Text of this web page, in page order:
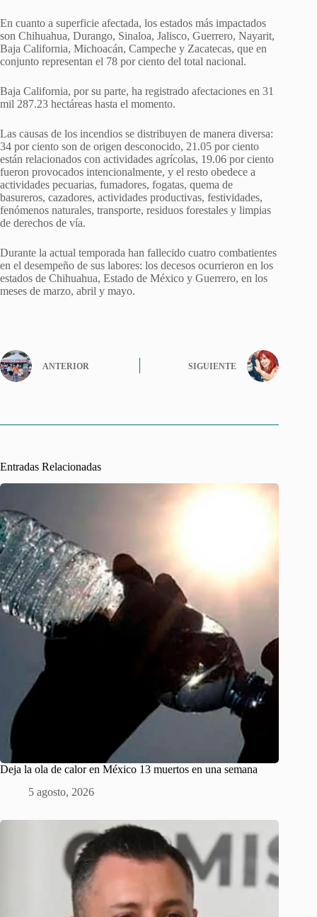
En cuanto a superficie afectada, los estados más impactados
son Chihuahua, Durango, Sinaloa, Jalisco, Guerrero, Nayarit,
Baja California, Michoacán, Campeche y Zacatecas, que en
conjunto representan el 78 por ciento del total nacional.
Baja California, por su parte, ha registrado afectaciones en 31
mil 287.23 hectáreas hasta el momento.
Las causas de los incendios se distribuyen de manera diversa:
34 por ciento son de origen desconocido, 21.05 por ciento
están relacionados con actividades agrícolas, 19.06 por ciento
fueron provocados intencionalmente, y el resto obedece a
actividades pecuarias, fumadores, fogatas, quema de
basureros, cazadores, actividades productivas, festividades,
fenómenos naturales, transporte, residuos forestales y limpias
de derechos de vía.
Durante la actual temporada han fallecido cuatro combatientes
en el desempeño de sus labores: los decesos ocurrieron en los
estados de Chihuahua, Estado de México y Guerrero, en los
meses de marzo, abril y mayo.
ANTERIOR SIGUIENTE
Entradas Relacionadas
Deja la ola de calor en México 13 muertos en una semana
5 agosto, 2026